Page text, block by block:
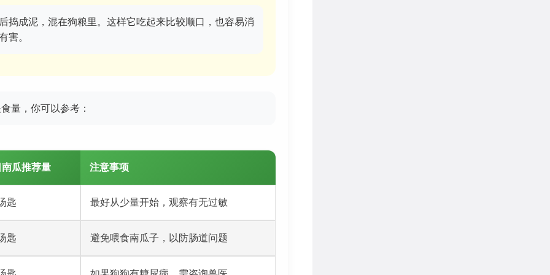
捣成泥，混在狗粮里。这样它吃起来比较顺口，也容易消
害。
量，你可以参考：
瓜推荐量 注意事项
匙 最好从少量开始，观察有无过敏
匙 避免喂食南瓜子，以防肠道问题